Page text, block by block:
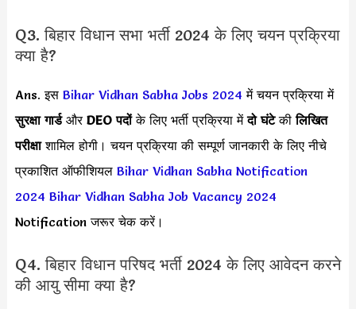
Q3. बिहार विधान सभा भर्ती 2024 के लिए चयन प्रक्रिया
क्या है?
Ans. इस Bihar Vidhan Sabha Jobs 2024 में चयन प्रक्रिया में
सुरक्षा गार्ड और DEO पदोंके लिए भर्ती प्रक्रिया मेंदो घंटेकीलिखित
परीक्षाशामिल होगी। चयन प्रक्रिया की सम्पूर्ण जानकारी के लिए नीचे
प्रकाशित ऑफीशियल Bihar Vidhan Sabha Notification
2024 Bihar Vidhan Sabha Job Vacancy 2024
Notification जरूर चेक करें।
Q4. बिहार विधान परिषद भर्ती 2024 के लिए आवेदन करने
की आयु सीमा क्या है?